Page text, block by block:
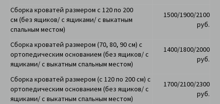
Сборка кроватей размером с 120 по 200
см (без ящиков/ с ящиками/ с выкатным
спальным местом)
1500/1900/2100
руб.
Сборка кроватей размером (70, 80, 90 см) с
ортопедическим основанием (без ящиков/ с
ящиками/ с выкатным спальным местом)
1400/1800/2000
руб.
Сборка кроватей размером (с 120 по 200 см) с
ортопедическим основанием (без ящиков/ с
ящиками/ с выкатным спальным местом)
1700/2100/2300
руб.